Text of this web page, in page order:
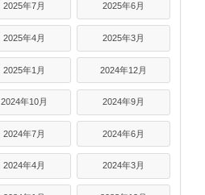
2025年7月 2025年6月
2025年4月 2025年3月
2025年1月 2024年12月
2024年10月 2024年9月
2024年7月 2024年6月
2024年4月 2024年3月